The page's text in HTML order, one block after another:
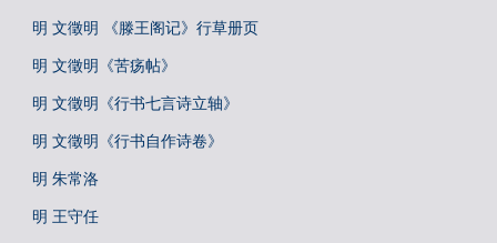
明 文徵明 《滕王阁记》行草册页
明 文徵明《苦疡帖》
明 文徵明《行书七言诗立轴》
明 文徵明《行书自作诗卷》
明 朱常洛
明 王守任